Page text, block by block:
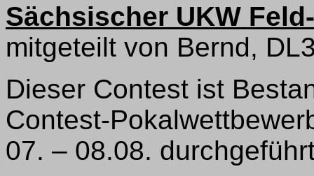
Sächsischer UKW
mitgeteilt von Bernd,
Dieser Contest ist
Contest-
07. – 08.08.